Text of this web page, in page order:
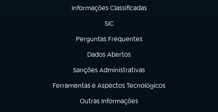
Informações Classificadas
(abre em nova aba)
SIC
(abre em nova aba)
Perguntas Frequentes
(abre em nova aba)
Dados Abertos
(abre em nova aba)
Sanções Administrativas
(abre em nova aba)
Ferramentas e Aspectos Tecnológicos
(abre em nova aba)
Outras Informações
(abre em nova aba)